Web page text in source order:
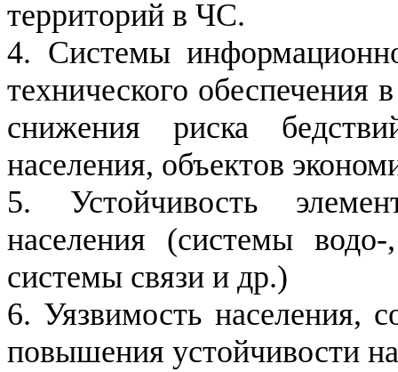
территорий в ЧС.
4. Системы
технического обеспечения
снижения риска
населения, объектов
5. Устойчивость
населения (системы
системы связи и др.)
6. Уязвимость населения,
повышения устойчивости